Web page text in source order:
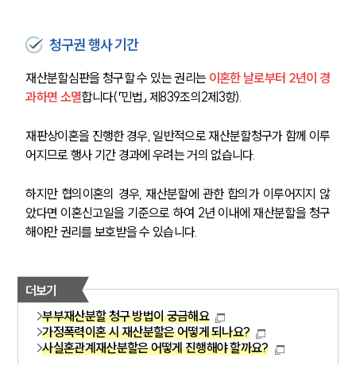
청구권 행사 기간
재산분할심판을 청구할 수 있는 권리는 이혼한 날로부터 2년이 경
과하면 소멸합니다(「민법」 제839조의2제3항).
재판상이혼을 진행한 경우, 일반적으로 재산분할청구가 함께 이루
어지므로 행사 기간 경과에 우려는 거의 없습니다.
하지만 협의이혼의 경우, 재산분할에 관한 합의가 이루어지지 않
았다면 이혼신고일을 기준으로 하여 2년 이내에 재산분할을 청구
해야만 권리를 보호받을 수 있습니다.
더보기
부부재산분할 청구 방법이 궁금해요
가정폭력이혼 시 재산분할은 어떻게 되나요?
사실혼관계재산분할은 어떻게 진행해야 할까요?